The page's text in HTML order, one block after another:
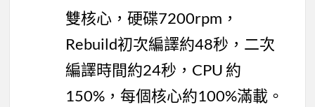
雙核心，硬碟7200rpm，
Rebuild初次編譯約48秒，二次
編譯時間約24秒，CPU 約
150%，每個核心約100%滿載。